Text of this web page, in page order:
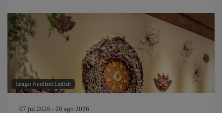
Image: Nurdiani Latifah
07 jul 2026 - 20 ago 2026